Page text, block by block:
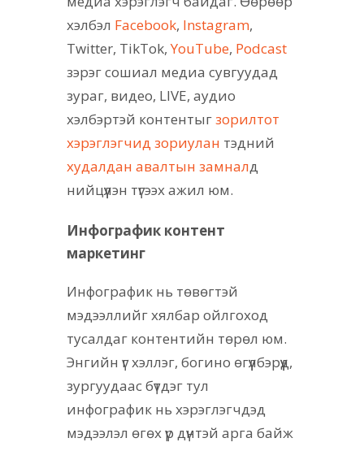
хэлбэл Facebook, Instagram,
Twitter, TikTok,YouTube, Podcast
зэрэг сошиал медиа сувгуудад
зураг, видео, LIVE, аудио
хэлбэртэй контентыгзорилтот
хэрэглэгчид зориулан тэдний
худалдан авалтын замналд
нийцүүлэн түгээх ажил юм.
Инфографик контент
маркетинг
Инфографик нь төвөгтэй
мэдээллийг хялбар ойлгоход
тусалдаг контентийн төрөл юм.
Энгийн үг хэллэг, богино өгүүлбэрүүд,
зургуудаас бүтдэг тул
инфографик нь хэрэглэгчдэд
мэдээлэл өгөх үр дүнтэй арга байж